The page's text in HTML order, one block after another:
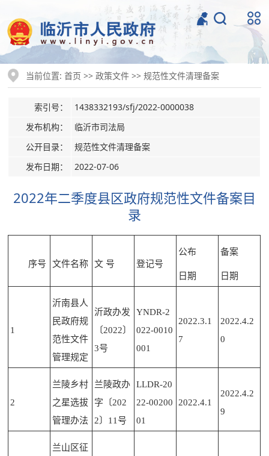
当前位置:首页 >>政策文件 >>规范性文件清理备案
索引号：
1438332193/sfj/2022-0000038
发布机构：
临沂市司法局
公开目录：
规范性文件清理备案
发布日期：
2022-07-06
2022年二季度县区政府规范性文件备案目
录
序号 文件名称 文 号 登记号
公布
日期
备案
日期
1
沂南县人
民政府规
范性文件
管理规定
沂政办发
〔2022〕
3号
YNDR-2
022-0010
001
2022.3.1
7
2022.4.2
0
2
兰陵乡村
之星选拔
管理办法
兰陵政办
字〔202
2〕11号
LLDR-20
22-00200
01
2022.4.1
2022.4.2
9
兰山区征